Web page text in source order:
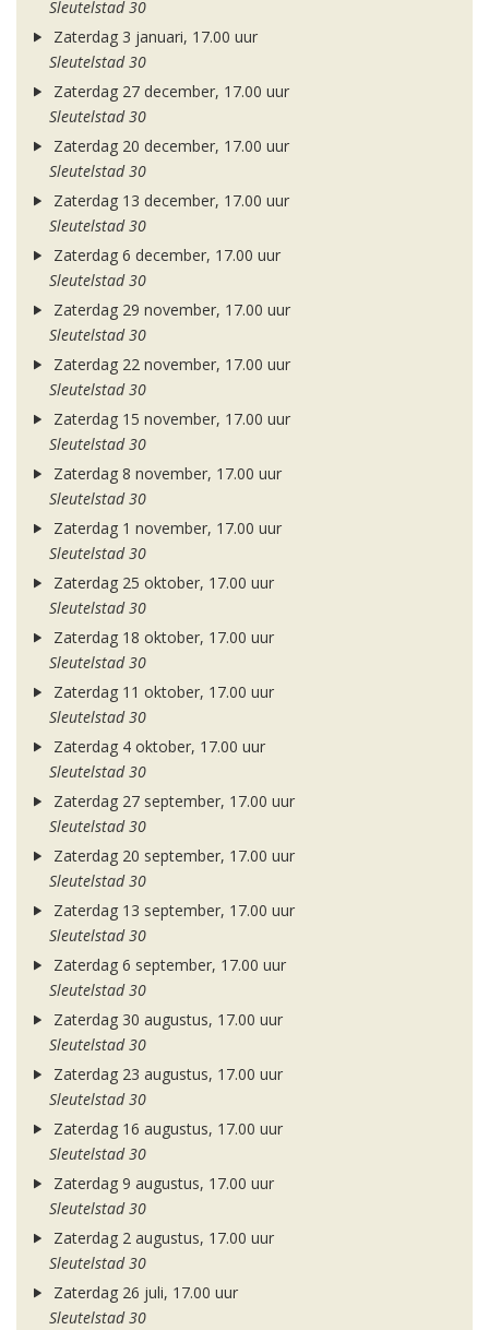
Sleutelstad 30
Zaterdag 3 januari, 17.00 uur
Sleutelstad 30
Zaterdag 27 december, 17.00 uur
Sleutelstad 30
Zaterdag 20 december, 17.00 uur
Sleutelstad 30
Zaterdag 13 december, 17.00 uur
Sleutelstad 30
Zaterdag 6 december, 17.00 uur
Sleutelstad 30
Zaterdag 29 november, 17.00 uur
Sleutelstad 30
Zaterdag 22 november, 17.00 uur
Sleutelstad 30
Zaterdag 15 november, 17.00 uur
Sleutelstad 30
Zaterdag 8 november, 17.00 uur
Sleutelstad 30
Zaterdag 1 november, 17.00 uur
Sleutelstad 30
Zaterdag 25 oktober, 17.00 uur
Sleutelstad 30
Zaterdag 18 oktober, 17.00 uur
Sleutelstad 30
Zaterdag 11 oktober, 17.00 uur
Sleutelstad 30
Zaterdag 4 oktober, 17.00 uur
Sleutelstad 30
Zaterdag 27 september, 17.00 uur
Sleutelstad 30
Zaterdag 20 september, 17.00 uur
Sleutelstad 30
Zaterdag 13 september, 17.00 uur
Sleutelstad 30
Zaterdag 6 september, 17.00 uur
Sleutelstad 30
Zaterdag 30 augustus, 17.00 uur
Sleutelstad 30
Zaterdag 23 augustus, 17.00 uur
Sleutelstad 30
Zaterdag 16 augustus, 17.00 uur
Sleutelstad 30
Zaterdag 9 augustus, 17.00 uur
Sleutelstad 30
Zaterdag 2 augustus, 17.00 uur
Sleutelstad 30
Zaterdag 26 juli, 17.00 uur
Sleutelstad 30